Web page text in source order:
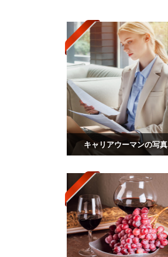
キャリアウーマンの写真